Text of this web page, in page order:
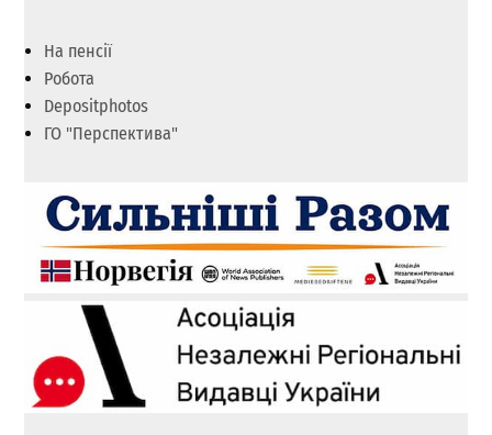
На пенсії
Робота
Depositphotos
ГО "Перспектива"